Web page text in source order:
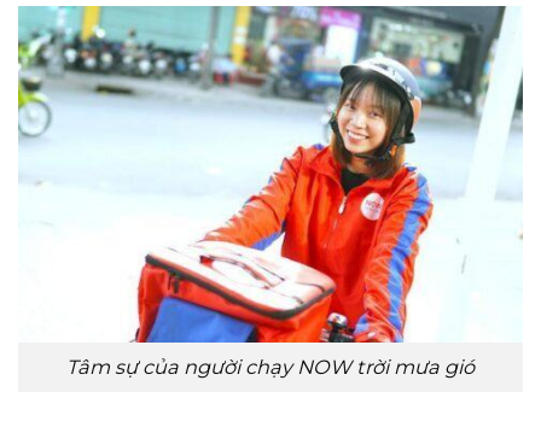
Tâm sự của người chạy NOW trời mưa gió